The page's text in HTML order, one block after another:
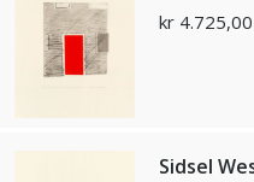
kr 4.725,00
Sidsel